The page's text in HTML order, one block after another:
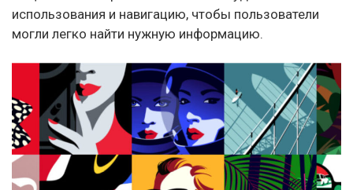
использования и навигацию, чтобы пользователи
могли легко найти нужную информацию.